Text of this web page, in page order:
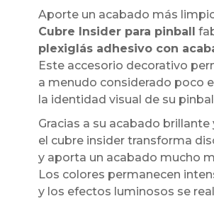
Aporte un acabado más
Cubre Insider para pinball
plexiglás adhesivo con
Este accesorio decorativo
a menudo considerado poco
la identidad visual de su
Gracias a su acabado
el cubre insider transforma
y aporta un acabado mucho
Los colores permanecen
y los efectos luminosos se